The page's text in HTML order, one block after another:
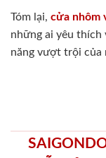
Tóm lại, cửa nhôm
những ai yêu thích
năng vượt trội của